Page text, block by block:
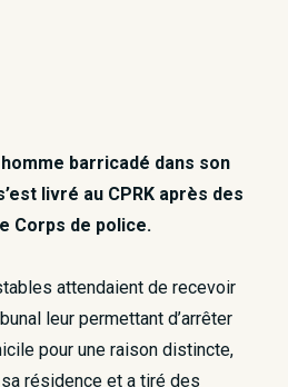
barricadé dans son
livré au CPRK après des
Corps de police.
attendaient de recevoir
leur permettant d’arrêter
pour une raison distincte,
résidence et a tiré des